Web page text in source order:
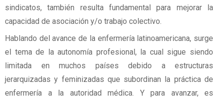
sindicatos, también resulta fundamental para mejorar la
capacidad de asociación y/o trabajo colectivo.
Hablando del avance de la enfermería latinoamericana, surge
el tema de la autonomía profesional, la cual sigue siendo
limitada en muchos países debido a estructuras
jerarquizadas y feminizadas que subordinan la práctica de
enfermería a la autoridad médica. Y para avanzar, es